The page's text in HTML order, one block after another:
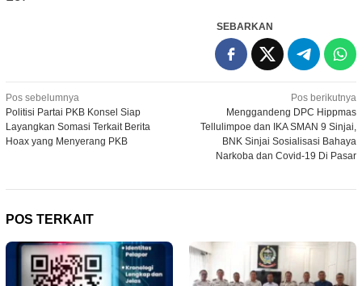
SEBARKAN
Navigasi
pos
Pos sebelumnya
Politisi Partai PKB Konsel Siap
Layangkan Somasi Terkait Berita
Hoax yang Menyerang PKB
Pos berikutnya
Menggandeng DPC Hippmas
Tellulimpoe dan IKA SMAN 9 Sinjai,
BNK Sinjai Sosialisasi Bahaya
Narkoba dan Covid-19 Di Pasar
POS TERKAIT